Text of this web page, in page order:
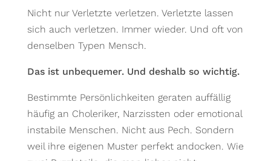
Nicht nur Verletzte verletzen. Verletzte lassen
sich auch verletzen. Immer wieder. Und oft von
denselben Typen Mensch.
Das ist unbequemer. Und deshalb so wichtig.
Bestimmte Persönlichkeiten geraten auffällig
häufig an Choleriker, Narzissten oder emotional
instabile Menschen. Nicht aus Pech. Sondern
weil ihre eigenen Muster perfekt andocken. Wie